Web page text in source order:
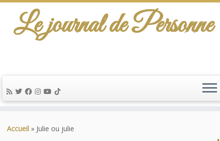
au
Le journal de Personne
Accueil » Julie ou julie